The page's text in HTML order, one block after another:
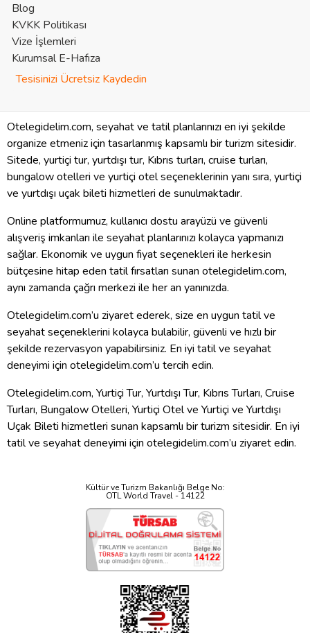
Blog
KVKK Politikası
Vize İşlemleri
Kurumsal E-Hafıza
Tesisinizi Ücretsiz Kaydedin
Otelegidelim.com, seyahat ve tatil planlarınızı en iyi şekilde
organize etmeniz için tasarlanmış kapsamlı bir turizm sitesidir.
Sitede, yurtiçi tur, yurtdışı tur, Kıbrıs turları, cruise turları,
bungalow otelleri ve yurtiçi otel seçeneklerinin yanı sıra, yurtiçi
ve yurtdışı uçak bileti hizmetleri de sunulmaktadır.
Online platformumuz, kullanıcı dostu arayüzü ve güvenli
alışveriş imkanları ile seyahat planlarınızı kolayca yapmanızı
sağlar. Ekonomik ve uygun fiyat seçenekleri ile herkesin
bütçesine hitap eden tatil fırsatları sunan otelegidelim.com,
aynı zamanda çağrı merkezi ile her an yanınızda.
Otelegidelim.com’u ziyaret ederek, size en uygun tatil ve
seyahat seçeneklerini kolayca bulabilir, güvenli ve hızlı bir
şekilde rezervasyon yapabilirsiniz. En iyi tatil ve seyahat
deneyimi için otelegidelim.com’u tercih edin.
Otelegidelim.com, Yurtiçi Tur, Yurtdışı Tur, Kıbrıs Turları, Cruise
Turları, Bungalow Otelleri, Yurtiçi Otel ve Yurtiçi ve Yurtdışı
Uçak Bileti hizmetleri sunan kapsamlı bir turizm sitesidir. En iyi
tatil ve seyahat deneyimi için otelegidelim.com’u ziyaret edin.
Kültür ve Turizm Bakanlığı Belge No:
OTL World Travel - 14122